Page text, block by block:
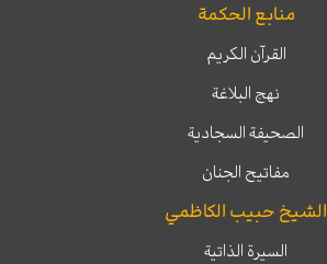
منابع الحكمة
القرآن الكريم
نهج البلاغة
الصحيفة السجادية
مفاتيح الجنان
الشيخ حبيب الكاظمي
السيرة الذاتية